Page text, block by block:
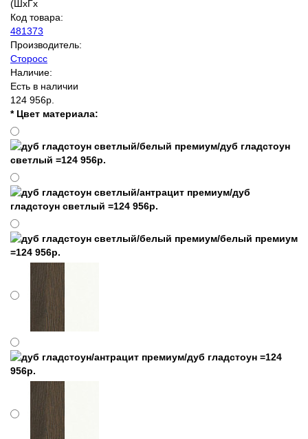
Код товара:
481373
Производитель:
Сторосс
Наличие:
Есть в наличии
124 956р.
* Цвет материала: